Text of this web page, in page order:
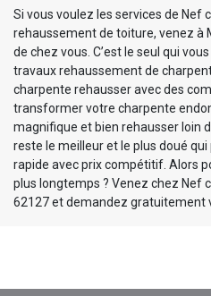
Si vous voulez les services de Nef
rehaussement de toiture, venez à
de chez vous. C’est le seul qui
travaux rehaussement de
charpente rehausser avec des
transformer votre charpente
magnifique et bien rehausser loin
reste le meilleur et le plus doué
rapide avec prix compétitif. Alors
plus longtemps ? Venez chez Nef
62127 et demandez gratuitement